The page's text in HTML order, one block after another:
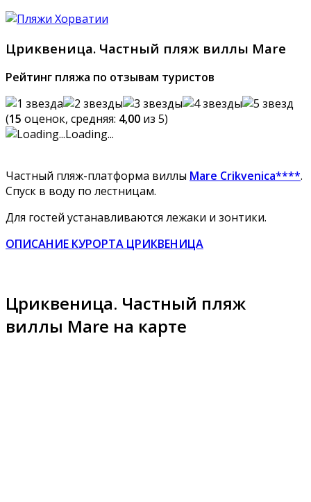
Цриквеница. Частный пляж виллы Mare
Рейтинг пляжа по отзывам туристов
(15 оценок, средняя: 4,00 из 5)
Loading...
Частный пляж-платформа виллы Mare Crikvenica****.
Спуск в воду по лестницам.
Для гостей устанавливаются лежаки и зонтики.
ОПИСАНИЕ КУРОРТА ЦРИКВЕНИЦА
Цриквеница. Частный пляж
виллы Mare на карте